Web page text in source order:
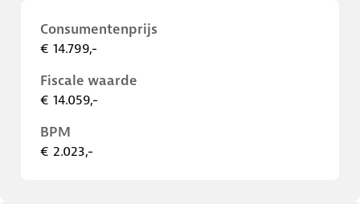
Consumentenprijs
€ 14.799,-
Fiscale waarde
€ 14.059,-
BPM
€ 2.023,-